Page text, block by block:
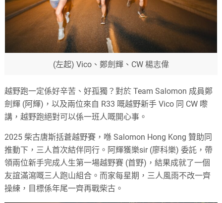
(左起) Vico、鄭劍輝、CW 楊志偉
越野跑一定係好辛苦、好孤獨？對於 Team Salomon 成員鄭
劍輝 (阿輝)，以及兩位來自 R33 嘅越野新手 Vico 同 CW 嚟
講，越野跑絕對可以係一班人嘅開心事。
2025 柴古唐斯括蒼越野賽，喺 Salomon Hong Kong 贊助同
推動下，三人首次結伴同行。阿輝獲樂sir (廖科樂) 委託，帶
領兩位新手完成人生第一場越野賽 (首野)，結果成就了一個
友誼滿瀉嘅三人跑山組合。而家每星期，三人風雨不改一齊
操練，目標係年尾一齊再戰柴古。